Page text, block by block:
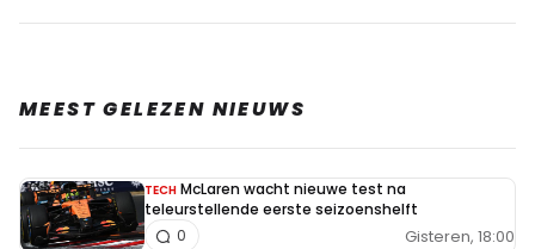
MEEST GELEZEN NIEUWS
TECH McLaren wacht nieuwe test na
teleurstellende eerste seizoenshelft
Gisteren, 18:00
0